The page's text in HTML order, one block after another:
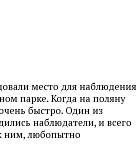
место для наблюдения
парке. Когда на поляну
быстро. Один из
наблюдатели, и всего
ним, любопытно